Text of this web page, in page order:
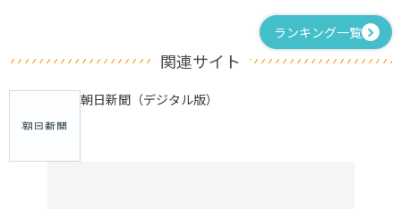
ランキング一覧
関連サイト
朝日新聞（デジタル版）